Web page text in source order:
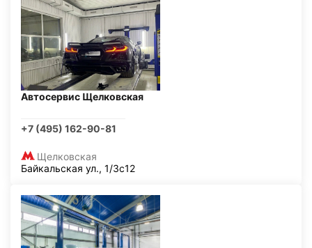
Автосервис Щелковская
+7 (495) 162-90-81
Щелковская
Байкальская ул., 1/3с12